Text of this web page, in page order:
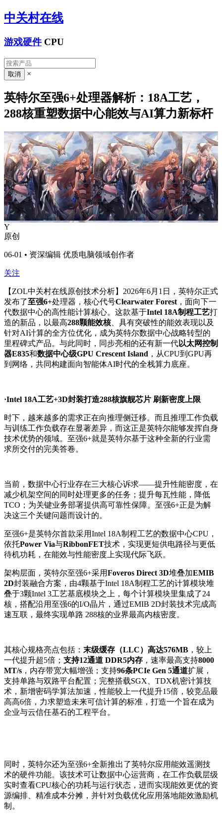
中关村在线
游戏硬件 CPU
×
英特尔至强6+处理器解析：18A工艺，
288核重塑数据中心能效与AI算力新标杆
Y
原创
06-01 • 资深编辑 优质电脑领域创作者
关注
【ZOL中关村在线原创技术分析】2026年6月1日，英特尔正式
发布了至强6+处理器，核心代号Clearwater Forest ，面向下一
代数据中心的高性能计算核心。这款基于Intel 18A制程工艺打
造的新品，以最高288颗能效核、具有突破性的能效表现以及
针对AI计算的全方位优化，成为英特尔数据中心战略转型的
里程碑式产品。与此同时，同步亮相的还有新一代以太网控制
器E835和数据中心级GPU Crescent Island ，从CPU到GPU再
到网络，共同构建面向智能体AI时代的全栈算力底座。
·Intel 18A工艺+3D封装打造288核旗舰芯片 刷新密度上限
时下，越来越多的需求正在向推理侧迁移。而且推理工作负载
与训练工作负载存在显著差异，而这正是英特尔能够发挥自身
技术优势的领域。至强6+就是英特尔基于这种全新的行业需
求所交付的完美答卷。
当前，数据中心行业存在三大核心诉求——提升性能密度，在
减少机架空间的同时处理更多的任务；提升每瓦性能，降低
TCO；为关键业务部署提供高可靠性保障。至强6+正是为解
决这三个关键问题而设计的。
至强6+是英特尔首款采用Intel 18A制程工艺的数据中心CPU，
依托Power Via与RibbonFET技术，实现更短供电路径与更低
待机功耗，在能效与性能密度上实现代际飞跃。
架构层面，英特尔至强6+采用Foveros Direct 3D堆叠加EMIB
2D封装融合方案，由4颗基于Intel 18A制程工艺的计算模块堆
叠于3颗Intel 3工艺基底模块之上，每个计算模块里集成了24
核，搭配沿用至强6的I/O晶片，通过EMIB 2D封装技术完成高
速互联，最终实现单路 288核的业界最高内核密度。
其核心规格亮点包括： 末级缓存（LLC）高达576MB ，较上
一代提升超5倍； 支持12通道 DDR5内存 ，速率最高支持8000
MT/s ，内存带宽大幅增强；支持96条PCIe Gen 5通道扩展，
支持单路与双路平台配置；完整搭载SGX、TDX机密计算技
术，新增密码学算法加速，性能较上一代提升15倍，较竞品最
高高6倍，力求塑造未来可信计算的标准，打造一个旨在成为
企业与云信任基石的工程平台。
同时，英特尔还为至强6+全新推出了英特尔应用能效遥测技
术的硬件功能。该技术可让数据中心运营商，在工作负载层级
实时查看CPU核心的功耗与运行状态，进而实现能效更优的资
源编排、精准成本分摊，并针对负载优化应用落地能效激励机
制。